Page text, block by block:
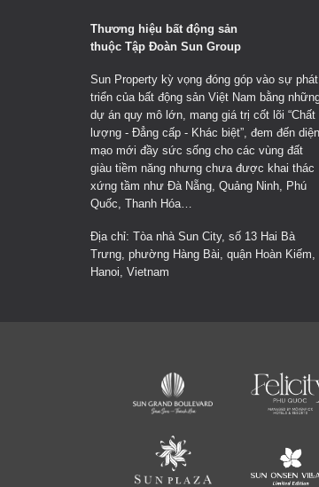
Thương hiệu bất động sản
thuộc Tập Đoàn Sun Group
Sun Property kỳ vọng đóng góp vào sự phát
triển của bất động sản Việt Nam bằng
dự án quy mô lớn, mang giá trị cốt lõi “Chất
lượng - Đẳng cấp - Khác biệt”, đem đến diện
mạo mới đầy sức sống cho các vùng đất
giàu tiềm năng nhưng chưa được khai thác
xứng tầm như Đà Nẵng, Quảng Ninh, Phú
Quốc, Thanh Hóa…
Địa chỉ: Tòa nhà Sun City, số 13 Hai Bà
Trưng, phường Hàng Bài, quận Hoàn Kiếm,
Hanoi, Vietnam